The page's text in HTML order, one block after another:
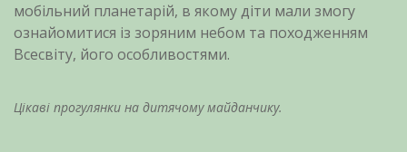
мобільний планетарій, в якому діти мали змогу
ознайомитися із зоряним небом та походженням
Всесвіту, його особливостями.
Цікаві прогулянки на дитячому майданчику.